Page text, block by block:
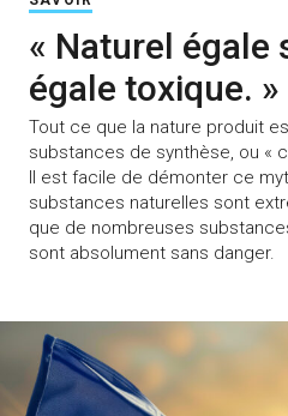
« Naturel égale
égale toxique. »
Tout ce que la nature produit
substances de synthèse, ou «
Il est facile de démonter ce
substances naturelles sont
que de nombreuses
sont absolument sans danger.